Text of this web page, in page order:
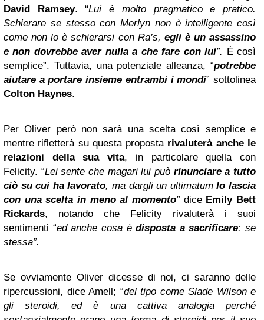
David Ramsey. “Lui è molto pragmatico e pratico.
Schierare se stesso con Merlyn non è intelligente così
come non lo è schierarsi con Ra’s, egli è un assassino
e non dovrebbe aver nulla a che fare con lui”. È così
semplice”. Tuttavia, una potenziale alleanza, “potrebbe
aiutare a portare insieme entrambi i mondi” sottolinea
Colton Haynes.
Per Oliver però non sarà una scelta così semplice e
mentre rifletterà su questa proposta rivaluterà anche le
relazioni della sua vita, in particolare quella con
Felicity. “Lei sente che magari lui può rinunciare a tutto
ciò su cui ha lavorato, ma dargli un ultimatumlo lascia
con una scelta in meno al momento”dice Emily Bett
Rickards, notando che Felicity rivaluterà i suoi
sentimenti “ed anche cosa èdisposta a sacrificare: se
stessa”.
Se ovviamente Oliver dicesse di noi, ci saranno delle
ripercussioni, dice Amell; “del tipo come Slade Wilson e
gli steroidi, ed è una cattiva analogia perché